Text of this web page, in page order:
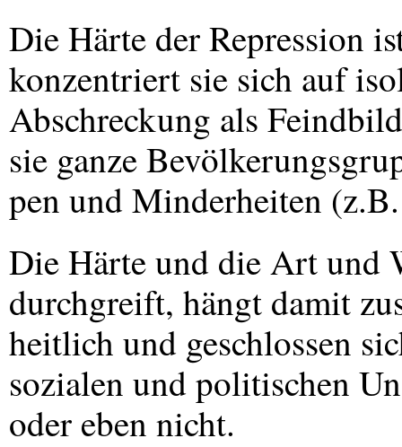
Die Härte der Repression
konzentriert sie sich auf
Abschreckung als
sie ganze
pen und Minderheiten
Die Härte und die Art und
durchgreift, hängt damit
heitlich und geschlossen
sozialen und politischen
oder eben nicht.